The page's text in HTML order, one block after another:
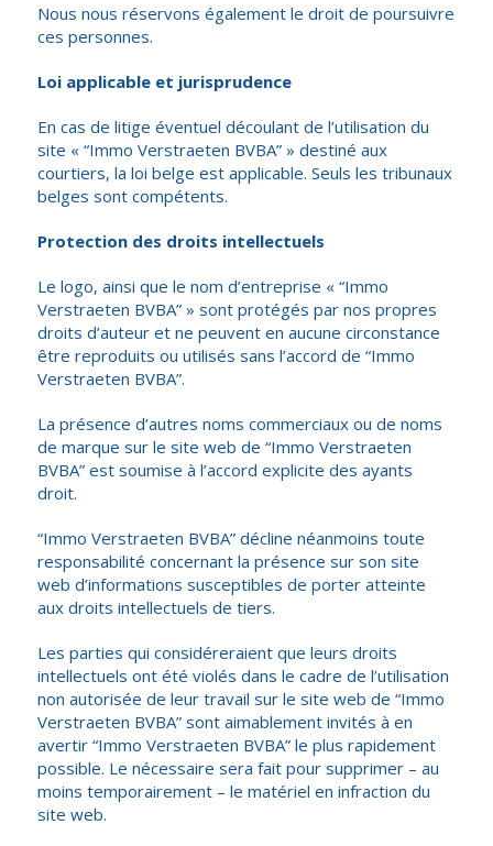
Nous nous réservons également le droit de poursuivre
ces personnes.
Loi applicable et jurisprudence
En cas de litige éventuel découlant de l’utilisation du
site « “Immo Verstraeten BVBA” » destiné aux
courtiers, la loi belge est applicable. Seuls les tribunaux
belges sont compétents.
Protection des droits intellectuels
Le logo, ainsi que le nom d’entreprise « “Immo
Verstraeten BVBA” » sont protégés par nos propres
droits d’auteur et ne peuvent en aucune circonstance
être reproduits ou utilisés sans l’accord de “Immo
Verstraeten BVBA”.
La présence d’autres noms commerciaux ou de noms
de marque sur le site web de “Immo Verstraeten
BVBA” est soumise à l’accord explicite des ayants
droit.
“Immo Verstraeten BVBA” décline néanmoins toute
responsabilité concernant la présence sur son site
web d’informations susceptibles de porter atteinte
aux droits intellectuels de tiers.
Les parties qui considéreraient que leurs droits
intellectuels ont été violés dans le cadre de l’utilisation
non autorisée de leur travail sur le site web de “Immo
Verstraeten BVBA” sont aimablement invités à en
avertir “Immo Verstraeten BVBA” le plus rapidement
possible. Le nécessaire sera fait pour supprimer – au
moins temporairement – le matériel en infraction du
site web.